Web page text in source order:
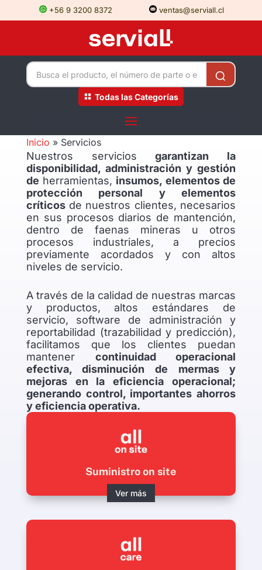
+56 9 3200 8372 ventas@serviall.cl
Todas las Categorías
Inicio » Servicios
Nuestros serviciosgarantizan la
disponibilidad, administración y gestión
de herramientas, insumos, elementos de
protección personal y elementos
críticosde nuestros clientes, necesarios
en sus procesos diarios de mantención,
dentro de faenas mineras u otros
procesos industriales, a precios
previamente acordados y con altos
niveles de servicio.
A través de la calidad de nuestras marcas
y productos, altos estándares de
servicio, software de administración y
reportabilidad (trazabilidad y predicción),
facilitamos que los clientes puedan
mantener continuidad operacional
efectiva, disminución de mermas y
mejoras en la eficiencia operacional;
generando control, importantes ahorros
y eficiencia operativa.
Suministro on site
Ver más